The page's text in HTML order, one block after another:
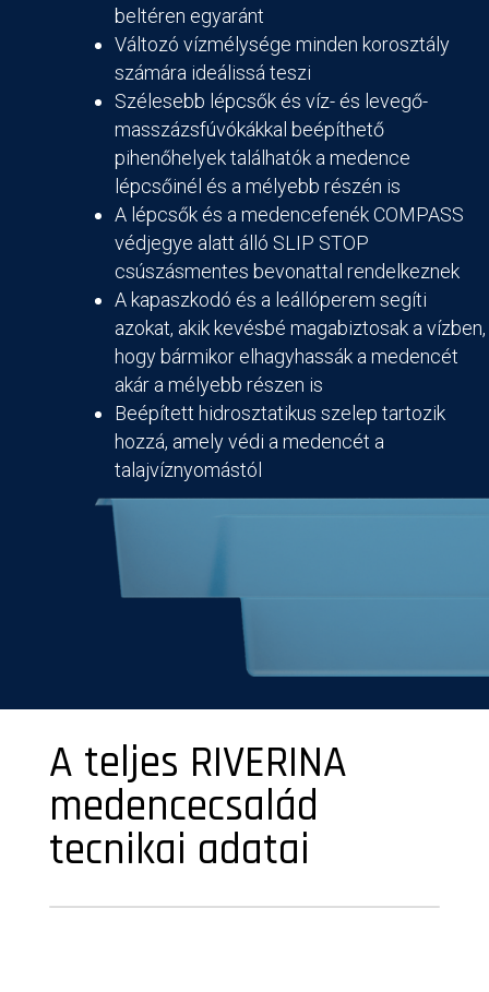
beltéren egyaránt
Változó vízmélysége minden korosztály
számára ideálissá teszi
Szélesebb lépcsők és víz- és levegő-
masszázsfúvókákkal beépíthető
pihenőhelyek találhatók a medence
lépcsőinél és a mélyebb részén is
A lépcsők és a medencefenék COMPASS
védjegye alatt álló SLIP STOP
csúszásmentes bevonattal rendelkeznek
A kapaszkodó és a leállóperem segíti
azokat, akik kevésbé magabiztosak a vízben,
hogy bármikor elhagyhassák a medencét
akár a mélyebb részen is
Beépített hidrosztatikus szelep tartozik
hozzá, amely védi a medencét a
talajvíznyomástól
A teljes RIVERINA
medencecsalád
tecnikai adatai